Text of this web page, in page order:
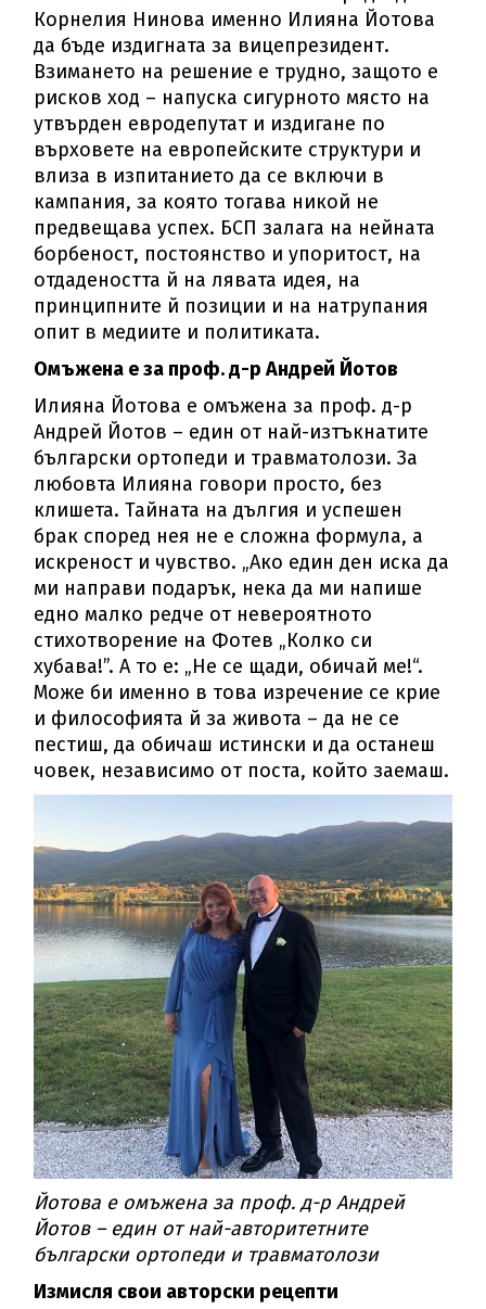
Корнелия Нинова именно Илияна Йотова
да бъде издигната за вицепрезидент.
Взимането на решение е трудно, защото е
рисков ход – напуска сигурното място на
утвърден евродепутат и издигане по
върховете на европейските структури и
влиза в изпитанието да се включи в
кампания, за която тогава никой не
предвещава успех. БСП залага на нейната
борбеност, постоянство и упоритост, на
отдадеността й на лявата идея, на
принципните й позиции и на натрупания
опит в медиите и политиката.
Омъжена е за проф. д-р Андрей Йотов
Илияна Йотова е омъжена за проф. д-р
Андрей Йотов – един от най-изтъкнатите
български ортопеди и травматолози. За
любовта Илияна говори просто, без
клишета. Тайната на дългия и успешен
брак според нея не е сложна формула, а
искреност и чувство. „Ако един ден иска да
ми направи подарък, нека да ми напише
едно малко редче от невероятното
стихотворение на Фотев „Колко си
хубава!”. А то е: „Не се щади, обичай ме!“.
Може би именно в това изречение се крие
и философията й за живота – да не се
пестиш, да обичаш истински и да останеш
човек, независимо от поста, който заемаш.
Йотова е омъжена за проф. д-р Андрей
Йотов – един от най-авторитетните
български ортопеди и травматолози
Измисля свои авторски рецепти